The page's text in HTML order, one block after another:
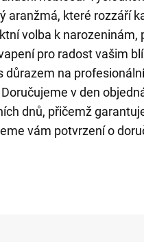
aranžmá, které rozzáří
volba k narozeninám,
pro radost vašim
důrazem na
v den
dnů, přičemž
vám potvrzení o